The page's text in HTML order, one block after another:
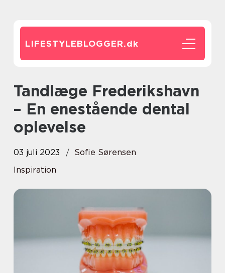
LIFESTYLEBLOGGER.dk
Tandlæge Frederikshavn
– En enestående dental
oplevelse
03 juli 2023
Sofie Sørensen
Inspiration